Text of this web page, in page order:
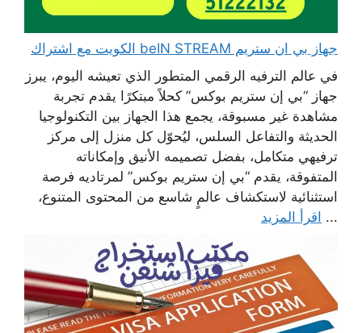
جهاز بي ان ستريم beIN STREAM الكويت مع اشتراك
في عالم الترفيه الرقمي المتطور الذي تعيشه اليوم، يبرز
جهاز “بي إن ستريم بوكس” كحلاً مبتكرًا يقدم تجربة
مشاهدة غير مسبوقة، يجمع هذا الجهاز بين التكنولوجيا
الحديثة والتفاعل السلس، ليُحوّل كل منزل إلى مركز
ترفيهي متكامل، بفضل تصميمه الأنيق وإمكاناته
المتفوقة، يقدم “بي إن ستريم بوكس” لمرتاديه فرصة
استثنائية لاستكشاف عالمٍ شاسع من المحتوى المتنوع،
... اقرأ المزيد